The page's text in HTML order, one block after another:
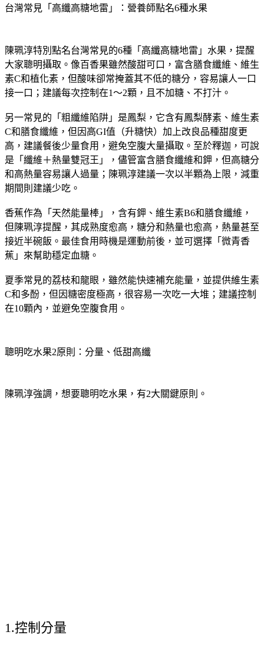
陳珮淳特別點名台灣常見的6種「高纖高糖地雷」水果，提醒
大家聰明攝取。像百香果雖然酸甜可口，富含膳食纖維、維生
素C和植化素，但酸味卻常掩蓋其不低的糖分，容易讓人一口
另一常見的「粗纖維陷阱」是鳳梨，它含有鳳梨酵素、維生素
C和膳食纖維，但因高GI值（升糖快）加上改良品種甜度更
高，建議餐後少量食用，避免空腹大量攝取。至於 釋迦，可說
是「纖維＋熱量雙冠王」，儘管富含膳食纖維和鉀，但高糖分
和高熱量容易讓人過量；陳珮淳建議一次以半顆為上限，減重
香蕉作為「天然能量棒」，含有鉀、維生素B6和膳食纖維，
但陳珮淳提醒，其成熟度愈高，糖分和熱量也愈高，熱量甚至
接近半碗飯。最佳食用時機是運動前後，並可選擇「微青香
夏季常見的荔枝和龍眼，雖然能快速補充能量，並提供維生素
C和多酚，但因糖密度極高，很容易一次吃一大堆；建議控制